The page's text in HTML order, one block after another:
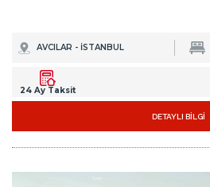
AVCILAR - İSTANBUL
24 Ay Taksit
DETAYLI BİLGİ